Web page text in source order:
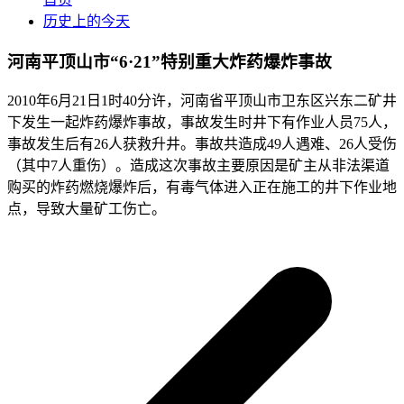
历史上的今天
河南平顶山市“6·21”特别重大炸药爆炸事故
2010年6月21日1时40分许，河南省平顶山市卫东区兴东二矿井
下发生一起炸药爆炸事故，事故发生时井下有作业人员75人，
事故发生后有26人获救升井。事故共造成49人遇难、26人受伤
（其中7人重伤）。造成这次事故主要原因是矿主从非法渠道
购买的炸药燃烧爆炸后，有毒气体进入正在施工的井下作业地
点，导致大量矿工伤亡。